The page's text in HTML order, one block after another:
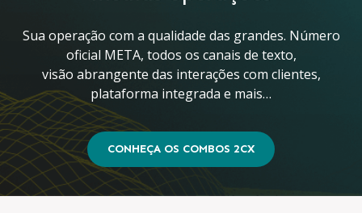
Sua operação com a qualidade das grandes. Número
oficial META, todos os canais de texto,
visão abrangente das interações com clientes,
plataforma integrada e mais…
CONHEÇA OS COMBOS 2CX